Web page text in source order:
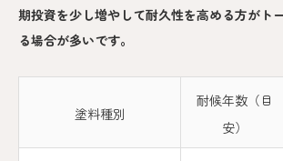
期投資を少し増やして耐久性を高める方がト
る場合が多いです。
塗料種別
耐候年数（目
安）